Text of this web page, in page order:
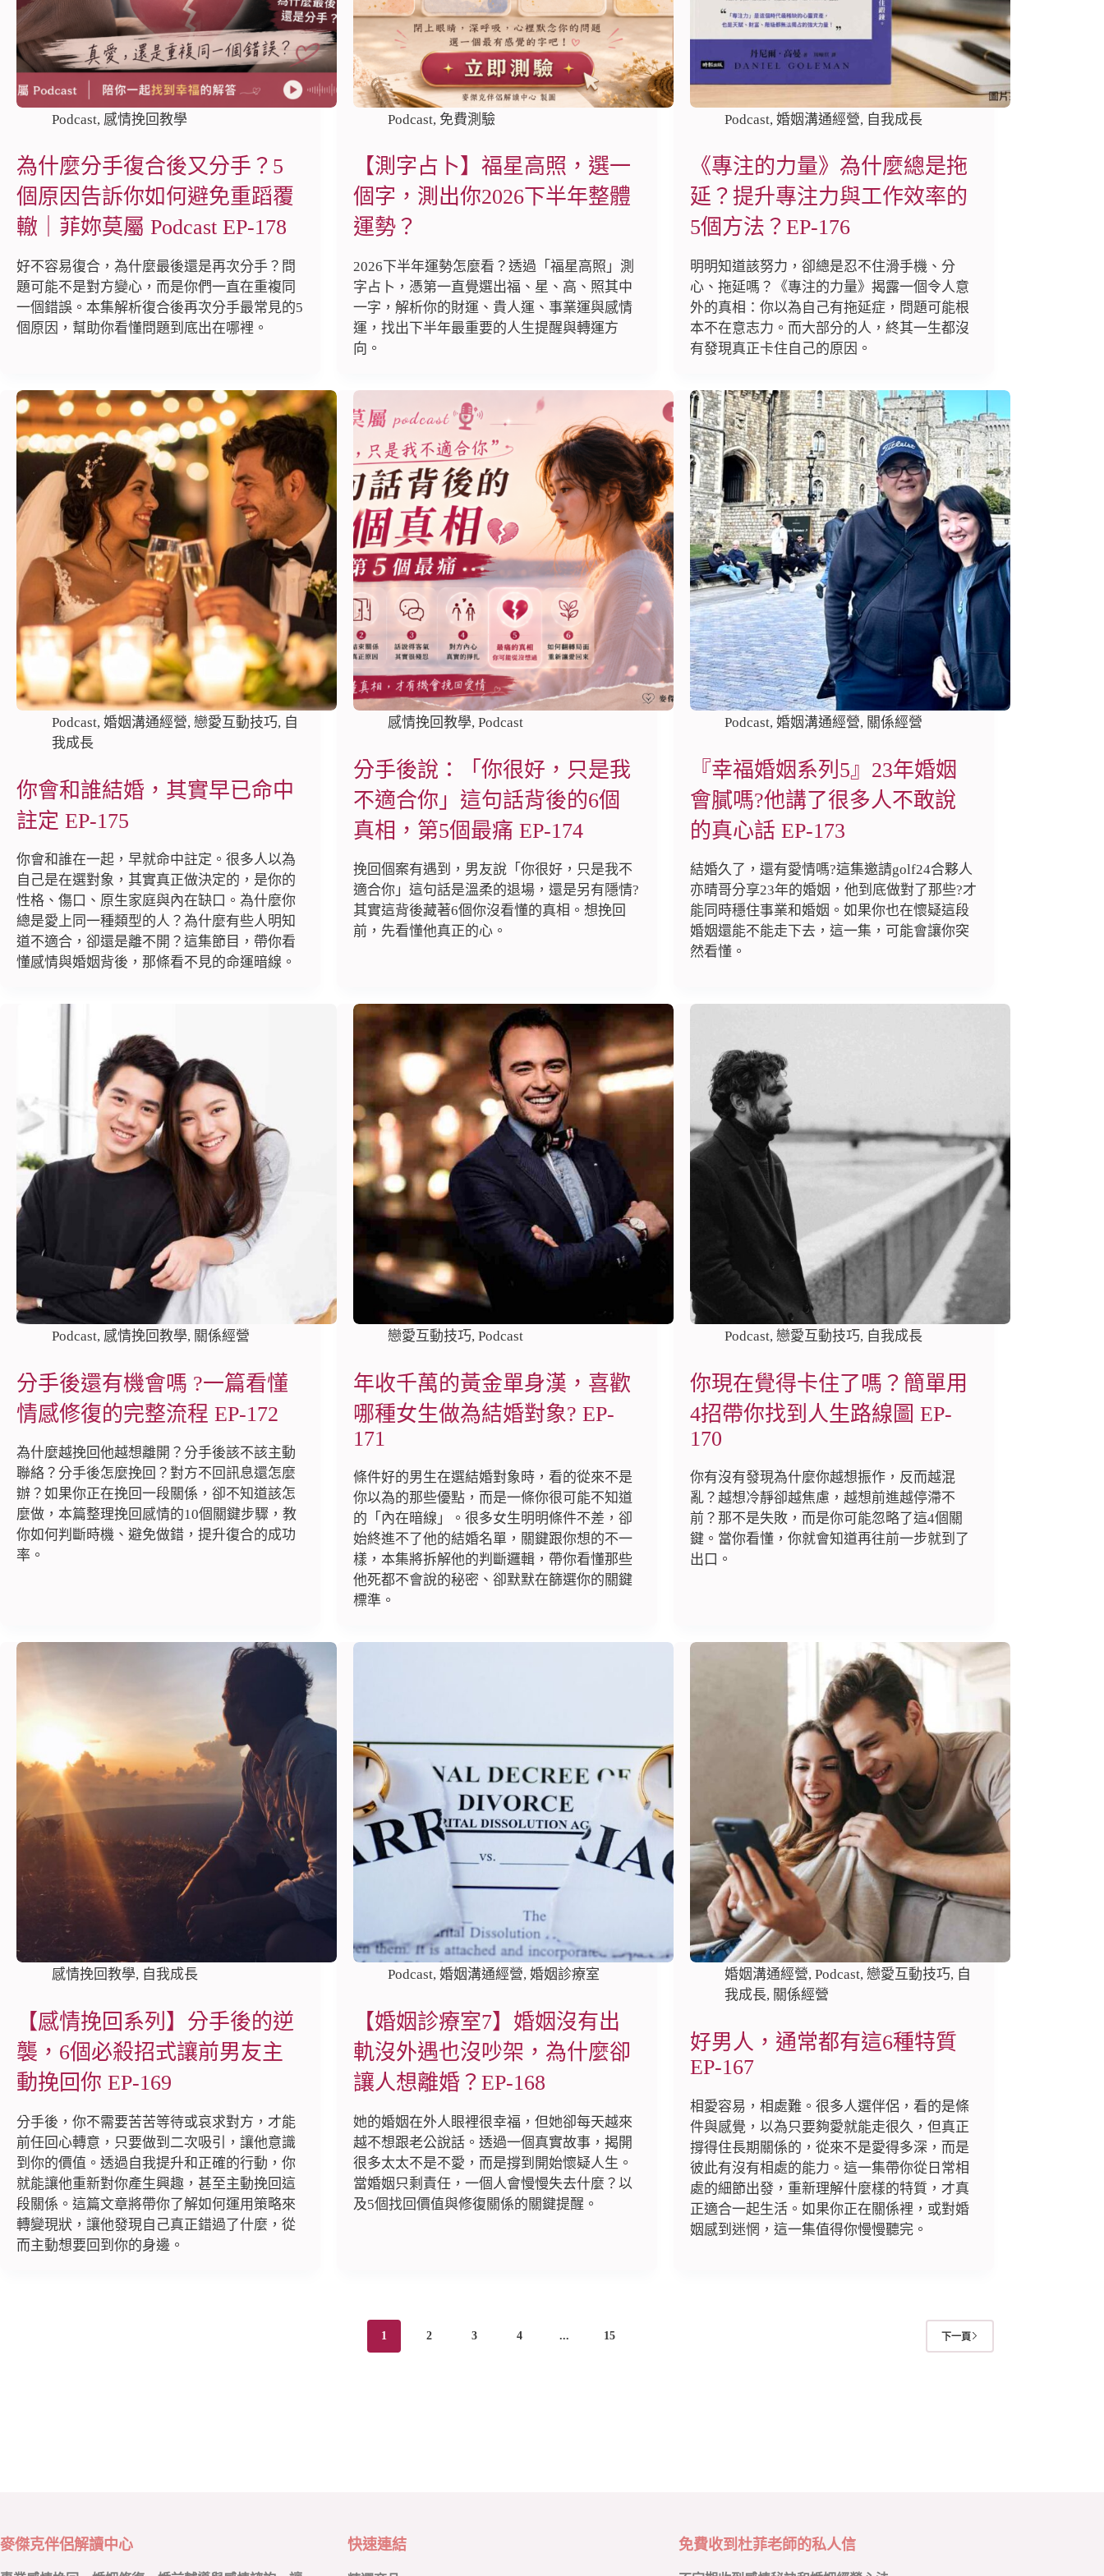
Podcast, 感情挽回教學
為什麼分手復合後又分手？5
個原因告訴你如何避免重蹈覆
轍｜菲妳莫屬 Podcast EP-178
好不容易復合，為什麼最後還是再次分手？問
題可能不是對方變心，而是你們一直在重複同
一個錯誤。本集解析復合後再次分手最常見的5
個原因，幫助你看懂問題到底出在哪裡。
Podcast, 免費測驗
【測字占卜】福星高照，選一
個字，測出你2026下半年整體
運勢？
2026下半年運勢怎麼看？透過「福星高照」測
字占卜，憑第一直覺選出福、星、高、照其中
一字，解析你的財運、貴人運、事業運與感情
運，找出下半年最重要的人生提醒與轉運方
向。
Podcast,婚姻溝通經營, 自我成長
《專注的力量》為什麼總是拖
延？提升專注力與工作效率的
5個方法？EP-176
明明知道該努力，卻總是忍不住滑手機、分
心、拖延嗎？《專注的力量》揭露一個令人意
外的真相：你以為自己有拖延症，問題可能根
本不在意志力。而大部分的人，終其一生都沒
有發現真正卡住自己的原因。
Podcast, 婚姻溝通經營, 戀愛互動技巧, 自
我成長
你會和誰結婚，其實早已命中
註定 EP-175
你會和誰在一起，早就命中註定。很多人以為
自己是在選對象，其實真正做決定的，是你的
性格、傷口、原生家庭與內在缺口。為什麼你
總是愛上同一種類型的人？為什麼有些人明知
道不適合，卻還是離不開？這集節目，帶你看
懂感情與婚姻背後，那條看不見的命運暗線。
感情挽回教學,Podcast
分手後說：「你很好，只是我
不適合你」這句話背後的6個
真相，第5個最痛 EP-174
挽回個案有遇到，男友說「你很好，只是我不
適合你」這句話是溫柔的退場，還是另有隱情?
其實這背後藏著6個你沒看懂的真相。想挽回
前，先看懂他真正的心。
Podcast,婚姻溝通經營, 關係經營
『幸福婚姻系列5』23年婚姻
會膩嗎?他講了很多人不敢說
的真心話 EP-173
結婚久了，還有愛情嗎?這集邀請golf24合夥人
亦晴哥分享23年的婚姻，他到底做對了那些?才
能同時穩住事業和婚姻。如果你也在懷疑這段
婚姻還能不能走下去，這一集，可能會讓你突
然看懂。
Podcast, 感情挽回教學, 關係經營
分手後還有機會嗎 ?一篇看懂
情感修復的完整流程 EP-172
為什麼越挽回他越想離開？分手後該不該主動
聯絡？分手後怎麼挽回？對方不回訊息還怎麼
辦？如果你正在挽回一段關係，卻不知道該怎
麼做，本篇整理挽回感情的10個關鍵步驟，教
你如何判斷時機、避免做錯，提升復合的成功
率。
戀愛互動技巧,Podcast
年收千萬的黃金單身漢，喜歡
哪種女生做為結婚對象? EP-
171
條件好的男生在選結婚對象時，看的從來不是
你以為的那些優點，而是一條你很可能不知道
的「內在暗線」。很多女生明明條件不差，卻
始終進不了他的結婚名單，關鍵跟你想的不一
樣，本集將拆解他的判斷邏輯，帶你看懂那些
他死都不會說的秘密、卻默默在篩選你的關鍵
標準。
Podcast,戀愛互動技巧, 自我成長
你現在覺得卡住了嗎？簡單用
4招帶你找到人生路線圖 EP-
170
你有沒有發現為什麼你越想振作，反而越混
亂？越想冷靜卻越焦慮，越想前進越停滯不
前？那不是失敗，而是你可能忽略了這4個關
鍵。當你看懂，你就會知道再往前一步就到了
出口。
感情挽回教學, 自我成長
【感情挽回系列】分手後的逆
襲，6個必殺招式讓前男友主
動挽回你 EP-169
分手後，你不需要苦苦等待或哀求對方，才能
前任回心轉意，只要做到二次吸引，讓他意識
到你的價值。透過自我提升和正確的行動，你
就能讓他重新對你產生興趣，甚至主動挽回這
段關係。這篇文章將帶你了解如何運用策略來
轉變現狀，讓他發現自己真正錯過了什麼，從
而主動想要回到你的身邊。
Podcast,婚姻溝通經營,婚姻診療室
【婚姻診療室7】婚姻沒有出
軌沒外遇也沒吵架，為什麼卻
讓人想離婚？EP-168
她的婚姻在外人眼裡很幸福，但她卻每天越來
越不想跟老公說話。透過一個真實故事，揭開
很多太太不是不愛，而是撐到開始懷疑人生。
當婚姻只剩責任，一個人會慢慢失去什麼？以
及5個找回價值與修復關係的關鍵提醒。
婚姻溝通經營,Podcast,戀愛互動技巧, 自
我成長, 關係經營
好男人，通常都有這6種特質
EP-167
相愛容易，相處難。很多人選伴侶，看的是條
件與感覺，以為只要夠愛就能走很久，但真正
撐得住長期關係的，從來不是愛得多深，而是
彼此有沒有相處的能力。這一集帶你從日常相
處的細節出發，重新理解什麼樣的特質，才真
正適合一起生活。如果你正在關係裡，或對婚
姻感到迷惘，這一集值得你慢慢聽完。
1 2 3 4 ... 15 下一頁
麥傑克伴侶解讀中心 快速連結 免費收到杜菲老師的私人信